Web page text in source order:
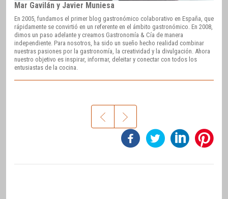
Mar Gavilán y Javier Muniesa
En 2005, fundamos el primer blog gastronómico colaborativo en España, que
rápidamente se convirtió en un referente en el ámbito gastronómico. En 2008,
dimos un paso adelante y creamos Gastronomía & Cía de manera
independiente. Para nosotros, ha sido un sueño hecho realidad combinar
nuestras pasiones por la gastronomía, la creatividad y la divulgación. Ahora
nuestro objetivo es inspirar, informar, deleitar y conectar con todos los
entusiastas de la cocina.